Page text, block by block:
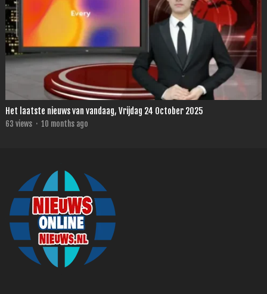
Het laatste nieuws van vandaag, Vrijdag 24 October 2025
63 views · 10 months ago